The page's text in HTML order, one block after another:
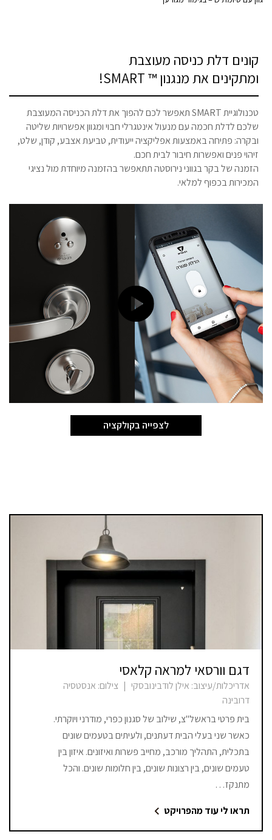
קונים דלת כניסה מעוצבת
ומתקינים את מנגנון ™ SMART!
טכנולוגיית SMART תאפשר לכם להפוך את דלת הכניסה המעוצבת
שלכם לדלת חכמה עם מנעול אינטגרלי חבוי ומגוון אפשרויות שליטה
ובקרה: פתיחה באמצעות אפליקציה ייעודית, טביעת אצבע, קודן, שלט,
זיהוי פנים ואפשרות חיבור לבית חכם.
הזמנה של בקר בגווני נירוסטה תתאפשר בהזמנה מיוחדת מול נציגי
המכירות בכפוף למלאי.
לצפייה בקולקציה
דגם וורסאי למראה קלאסי
אדריכלות/עיצוב: אילן לודבינובסקי | צילום: אנסטסיה
דרובינה
בית פרטי בראשל"צ, שילוב של סגנון כפרי, מודרני ויוקרתי.
כאשר שני בעלי הבית דעתנים, ולעיתים בטעמים שונים
בתכלית, התהליך מורכב, מחייב פשרות ואיזונים. איזון בין
טעמים שונים, בין רצונות שונים, בין חלומות שונים. והכל
מתנקז…
תראו לי עוד מהפרויקט